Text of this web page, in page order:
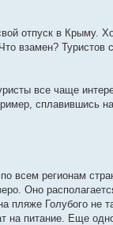
отпуск в Крыму.
взамен? Туристов
все чаще
сплавившись
всем регионам
Оно
пляже Голубого не
на питание. Еще